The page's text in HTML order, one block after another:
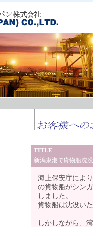
TITLE
新潟東港で貨物船沈
海上保安庁によ
の貨物船がシン
しました。
貨物船は沈没い
しかしながら、